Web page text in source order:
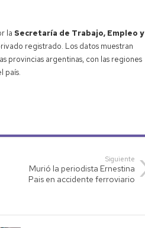
la Secretaría de Trabajo, Empleo y
registrado. Los datos muestran
provincias argentinas, con las regiones
país.
Siguiente
Murió la periodista Ernestina
Pais en accidente ferroviario